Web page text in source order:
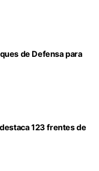
de Defensa para
123 frentes de